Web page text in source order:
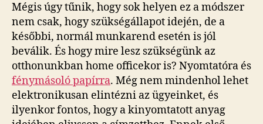
Mégis úgy tűnik, hogy sok helyen ez a módszer
nem csak, hogy szükségállapot idején, de a
későbbi, normál munkarend esetén is jól
beválik. És hogy mire lesz szükségünk az
otthonunkban home officekor is? Nyomtatóra és
fénymásoló papírra. Még nem mindenhol lehet
elektronikusan elintézni az ügyeinket, és
ilyenkor fontos, hogy a kinyomtatott anyag